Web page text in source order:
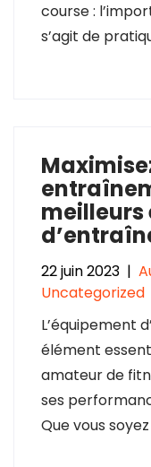
course :
s’agit de
meilleurs
22 juin 2023 |
Uncategorized
L’équipement
élément
amateur de
ses
Que vous